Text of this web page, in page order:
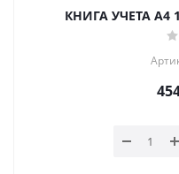
КНИГА УЧЕТА